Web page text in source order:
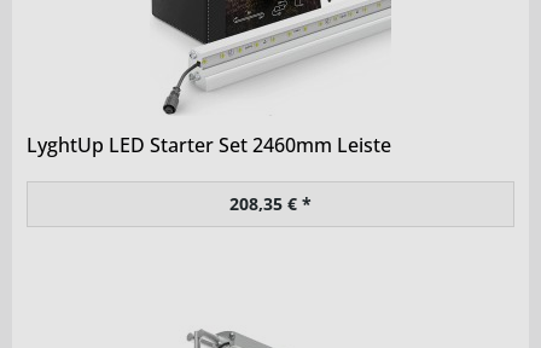
LyghtUp LED Starter Set 2460mm Leiste
208,35 € *